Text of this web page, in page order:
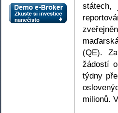
státech,
(QE).
žádostí
týdny
milionů.